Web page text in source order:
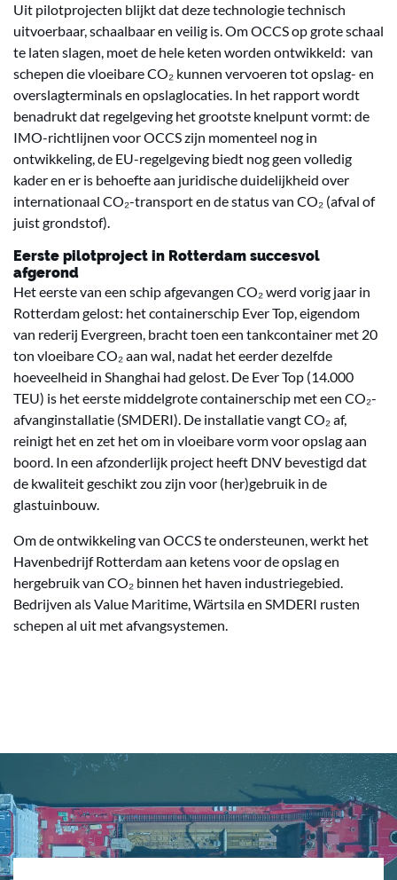
Uit pilotprojecten blijkt dat deze technologie technisch
uitvoerbaar, schaalbaar en veilig is. Om OCCS op grote schaal
te laten slagen, moet de hele keten worden ontwikkeld: van
schepen die vloeibare CO₂ kunnen vervoeren tot opslag- en
overslagterminals en opslaglocaties. In het rapport wordt
benadrukt dat regelgeving het grootste knelpunt vormt: de
IMO-richtlijnen voor OCCS zijn momenteel nog in
ontwikkeling, de EU-regelgeving biedt nog geen volledig
kader en er is behoefte aan juridische duidelijkheid over
internationaal CO₂-transport en de status van CO₂ (afval of
juist grondstof).
Eerste pilotproject in Rotterdam succesvol
afgerond
Het eerste van een schip afgevangen CO₂ werd vorig jaar in
Rotterdam gelost: het containerschip Ever Top, eigendom
van rederij Evergreen, bracht toen een tankcontainer met 20
ton vloeibare CO₂ aan wal, nadat het eerder dezelfde
hoeveelheid in Shanghai had gelost. De Ever Top (14.000
TEU) is het eerste middelgrote containerschip met een CO₂-
afvanginstallatie (SMDERI). De installatie vangt CO₂ af,
reinigt het en zet het om in vloeibare vorm voor opslag aan
boord. In een afzonderlijk project heeft DNV bevestigd dat
de kwaliteit geschikt zou zijn voor (her)gebruik in de
glastuinbouw.
Om de ontwikkeling van OCCS te ondersteunen, werkt het
Havenbedrijf Rotterdam aan ketens voor de opslag en
hergebruik van CO₂ binnen het haven industriegebied.
Bedrijven als Value Maritime, Wärtsila en SMDERI rusten
schepen al uit met afvangsystemen.